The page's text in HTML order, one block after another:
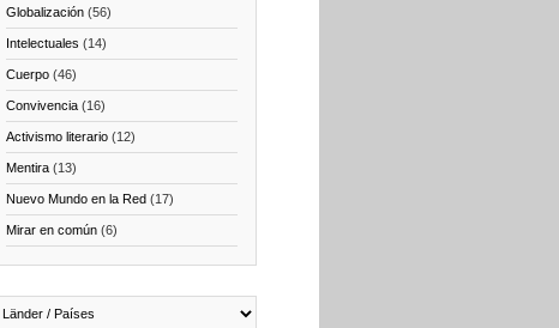
Globalización(56)
Intelectuales (14)
Cuerpo(46)
Convivencia(16)
Activismo literario(12)
Mentira(13)
Nuevo Mundo en la Red(17)
Mirar en común(6)